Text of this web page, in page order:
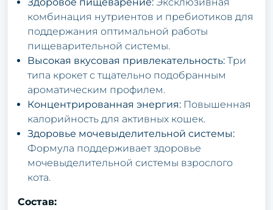
комбинация нутриентов и пребиотиков для
поддержания оптимальной работы
пищеварительной системы.
Высокая вкусовая привлекательность: Три
типа крокет с тщательно подобранным
ароматическим профилем.
Концентрированная энергия: Повышенная
калорийность для активных кошек.
Здоровье мочевыделительной системы:
Формула поддерживает здоровье
мочевыделительной системы взрослого
кота.
Состав: